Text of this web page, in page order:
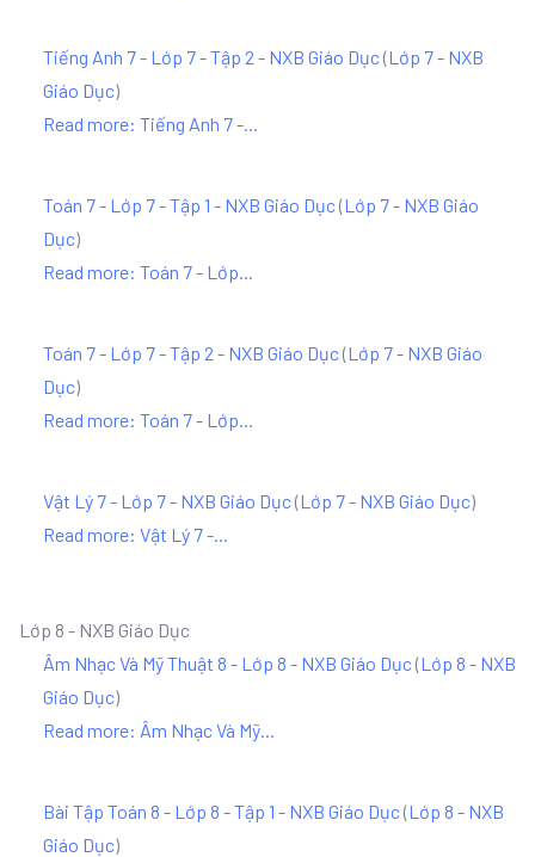
Tiếng Anh 7 - Lớp 7 - Tập 2 - NXB Giáo Dục(Lớp 7 - NXB
Giáo Dục)
Read more: Tiếng Anh 7 -...
Toán 7 - Lớp 7 - Tập 1 - NXB Giáo Dục(Lớp 7 - NXB Giáo
Dục)
Read more: Toán 7 - Lớp...
Toán 7 - Lớp 7 - Tập 2 - NXB Giáo Dục(Lớp 7 - NXB Giáo
Dục)
Read more: Toán 7 - Lớp...
Vật Lý 7 - Lớp 7 - NXB Giáo Dục(Lớp 7 - NXB Giáo Dục)
Read more: Vật Lý 7 -...
Lớp 8 - NXB Giáo Dục
Âm Nhạc Và Mỹ Thuật 8 - Lớp 8 - NXB Giáo Dục(Lớp 8 - NXB
Giáo Dục)
Read more: Âm Nhạc Và Mỹ...
Bài Tập Toán 8 - Lớp 8 - Tập 1 - NXB Giáo Dục(Lớp 8 - NXB
Giáo Dục)